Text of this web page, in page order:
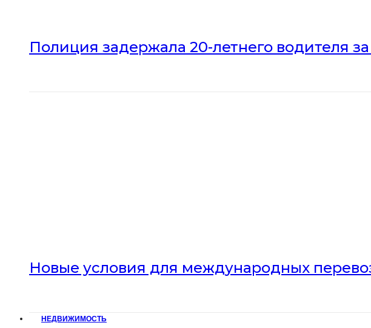
Полиция задержала 20-летнего водителя
Новые условия для международных
НЕДВИЖИМОСТЬ